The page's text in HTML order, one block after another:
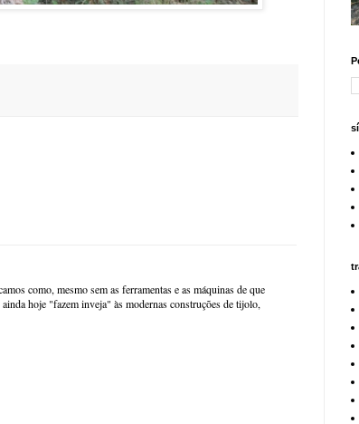
como, mesmo sem as ferramentas e as máquinas de que
hoje "fazem inveja" às modernas construções de tijolo,